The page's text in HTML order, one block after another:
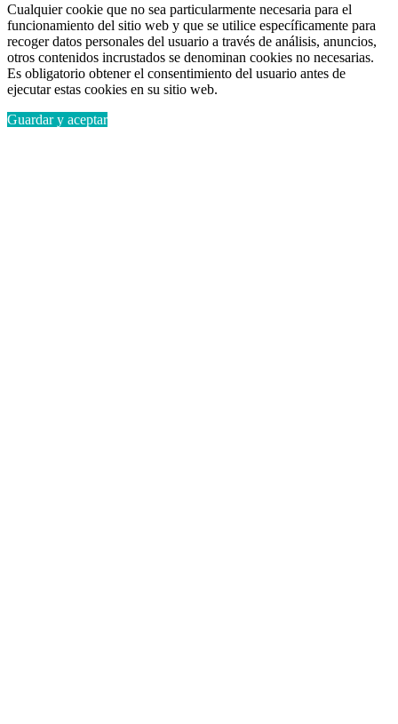
Cualquier cookie que no sea particularmente necesaria para el
funcionamiento del sitio web y que se utilice específicamente para
recoger datos personales del usuario a través de análisis, anuncios,
otros contenidos incrustados se denominan cookies no necesarias.
Es obligatorio obtener el consentimiento del usuario antes de
ejecutar estas cookies en su sitio web.
Guardar y aceptar